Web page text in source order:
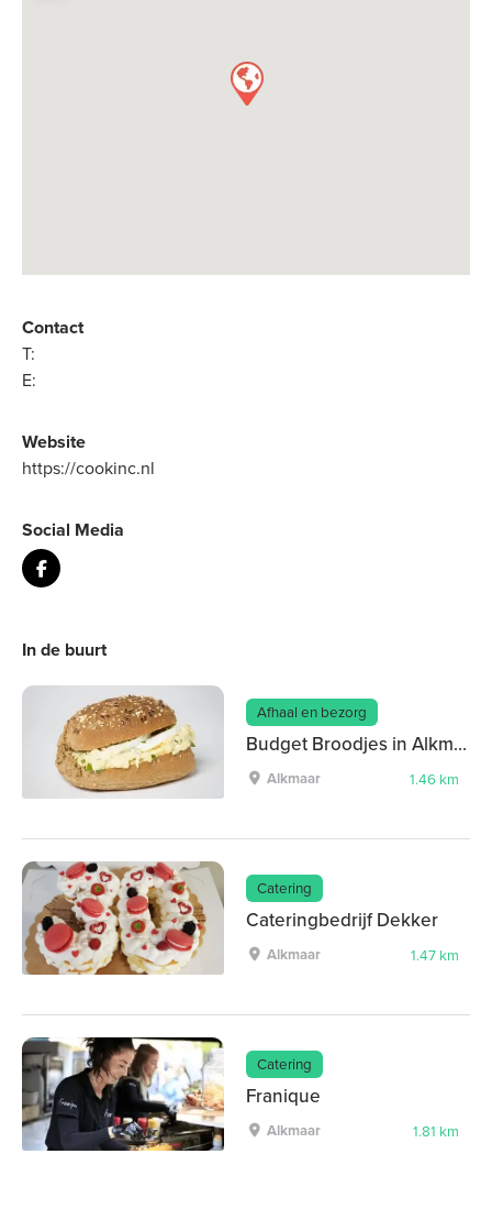
Contact
T:
E:
Website
https://cookinc.nl
Social Media
In de buurt
Afhaal en bezorg
Budget Broodjes in Alkmaar
Alkmaar 1.46 km
Catering
Cateringbedrijf Dekker
Alkmaar 1.47 km
Catering
Franique
Alkmaar 1.81 km